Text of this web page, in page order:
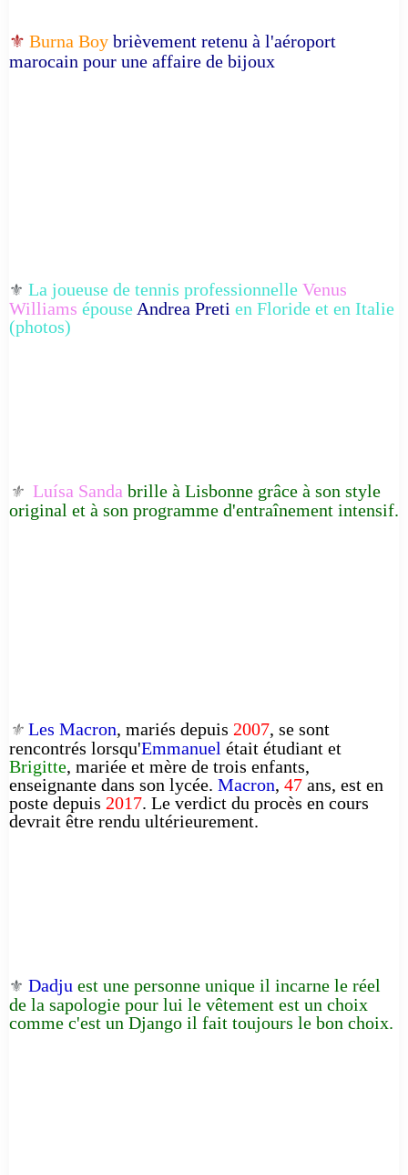
⚜️ Burna Boy brièvement retenu à l'aéroport
marocain pour une affaire de bijoux
⚜️ La joueuse de tennis professionnelle Venus
Williams épouse Andrea Preti en Floride et en Italie
(photos)
⚜️ Luísa Sanda brille à Lisbonne grâce à son style
original et à son programme d'entraînement intensif.
⚜️ Les Macron, mariés depuis 2007, se sont
rencontrés lorsqu'Emmanuel était étudiant et
Brigitte, mariée et mère de trois enfants,
enseignante dans son lycée. Macron, 47 ans, est en
poste depuis 2017. Le verdict du procès en cours
devrait être rendu ultérieurement.
⚜️ Dadju est une personne unique il incarne le réel
de la sapologie pour lui le vêtement est un choix
comme c'est un Django il fait toujours le bon choix.